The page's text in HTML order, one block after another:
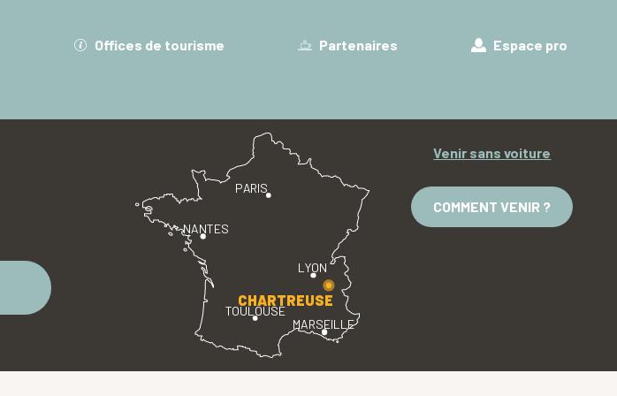
Offices de tourisme Partenaires Espace pro
PARIS
LYON
TOULOUSE
MARSEILLE
NANTES
CHARTREUSE
Venir sans voiture
COMMENT VENIR ?